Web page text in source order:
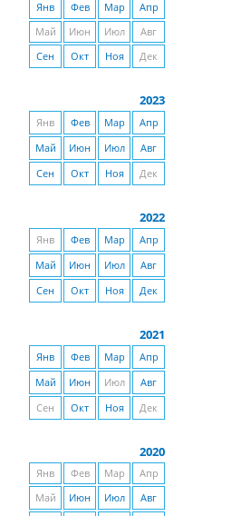
Янв Фев Мар
Апр
Май
Июн Июл
Авг
Сен
Окт Ноя Дек
2023
Янв Фев Мар
Апр
Май
Июн Июл
Авг
Сен
Окт Ноя Дек
2022
Янв Фев Мар
Апр
Май
Июн Июл
Авг
Сен
Окт Ноя Дек
2021
Янв Фев Мар
Апр
Май
Июн Июл
Авг
Сен
Окт Ноя Дек
2020
Янв Фев Мар
Апр
Май
Июн Июл
Авг